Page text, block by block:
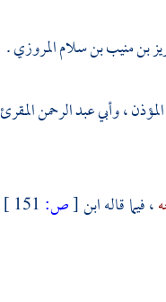
بن منيب بن سلام المروزي .
،وأبي عبد الرحمن المقرئ
، فيما قالهابن[ص: